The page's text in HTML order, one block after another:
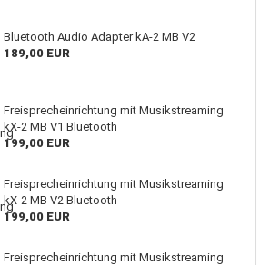
Bluetooth Audio Adapter kA-2 MB V2
189,00 EUR
Freisprecheinrichtung mit Musikstreaming
kX-2 MB V1 Bluetooth
199,00 EUR
Freisprecheinrichtung mit Musikstreaming
kX-2 MB V2 Bluetooth
199,00 EUR
Freisprecheinrichtung mit Musikstreaming